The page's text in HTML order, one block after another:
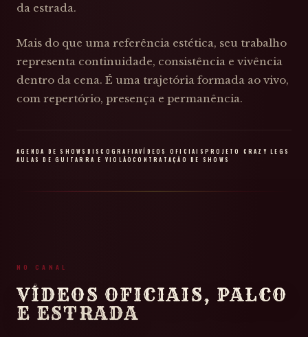
da estrada.
Mais do que uma referência estética, seu trabalho
representa continuidade, consistência e vivência
dentro da cena. É uma trajetória formada ao vivo,
com repertório, presença e permanência.
AGENDA DE SHOWS DISCOGRAFIAVÍDEOS OFICIAIS PROJETO CRAZY LEGS
AULAS DE GUITARRA E VIOLÃOCONTRATAÇÃO DE SHOWS
NO CANAL
VÍDEOS OFICIAIS, PALCO
E ESTRADA